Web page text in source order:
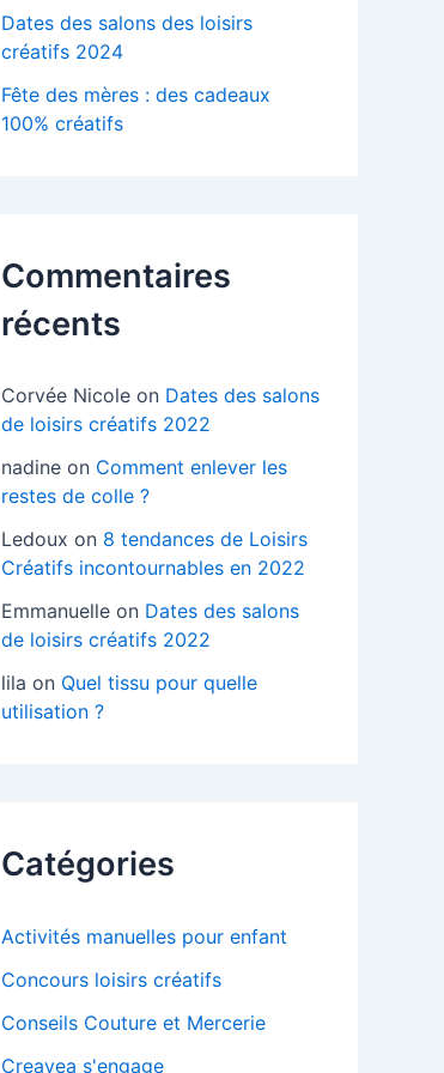
Dates des salons des loisirs
créatifs 2024
Fête des mères : des cadeaux
100% créatifs
Commentaires
récents
Corvée Nicole on Dates des salons
de loisirs créatifs 2022
nadine on Comment enlever les
restes de colle ?
Ledoux on 8 tendances de Loisirs
Créatifs incontournables en 2022
Emmanuelle on Dates des salons
de loisirs créatifs 2022
lila on Quel tissu pour quelle
utilisation ?
Catégories
Activités manuelles pour enfant
Concours loisirs créatifs
Conseils Couture et Mercerie
Creavea s'engage